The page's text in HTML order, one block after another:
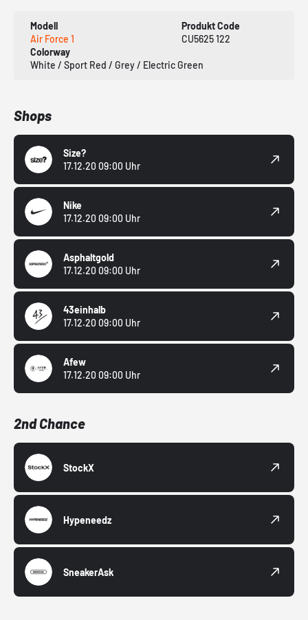
Modell
Air Force 1
Produkt Code
CU5625 122
Colorway
White / Sport Red / Grey / Electric Green
Shops
Size?
17.12.20 09:00 Uhr
Nike
17.12.20 09:00 Uhr
Asphaltgold
17.12.20 09:00 Uhr
43einhalb
17.12.20 09:00 Uhr
Afew
17.12.20 09:00 Uhr
2nd Chance
StockX
Hypeneedz
SneakerAsk